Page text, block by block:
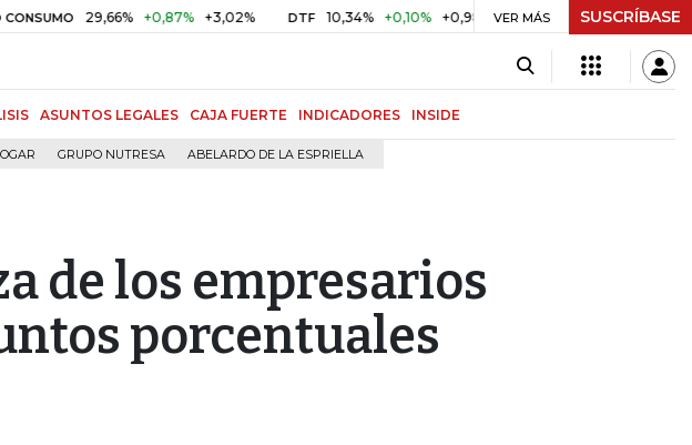
29,66% +0,87% +3,02% DTF 10,34% +0,10% +0,98% UVR $ 416,96 +$ 0,05 +0,01%
VER MÁS SUSCRÍBASE
ASUNTOS LEGALES CAJA FUERTE INDICADORES INSIDE
GRUPO NUTRESA ABELARDO DE LA ESPRIELLA
de los empresarios
porcentuales